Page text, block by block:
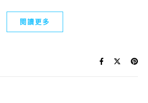
閱讀更多